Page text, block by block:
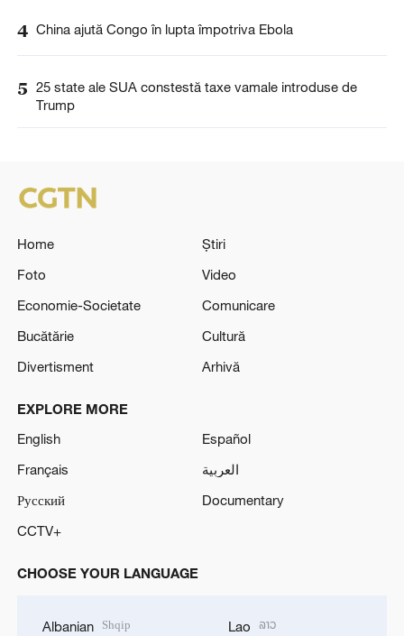
4 China ajută Congo în lupta împotriva Ebola
5 25 state ale SUA constestă taxe vamale introduse de
Trump
Home
Știri
Foto
Video
Economie-Societate
Comunicare
Bucătărie
Cultură
Divertisment
Arhivă
EXPLORE MORE
English
Español
Français
العربية
Русский
Documentary
CCTV+
CHOOSE YOUR LANGUAGE
Albanian Shqip Lao ລາວ